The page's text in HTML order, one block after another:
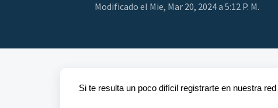
Modificado el Mie, Mar 20, 2024 a 5:12 P. M.
Si te resulta un poco difícil registrarte en nuestra